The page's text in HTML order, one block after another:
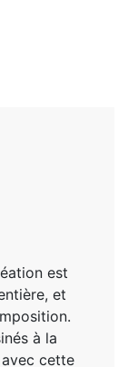
est
et
à la
avec cette